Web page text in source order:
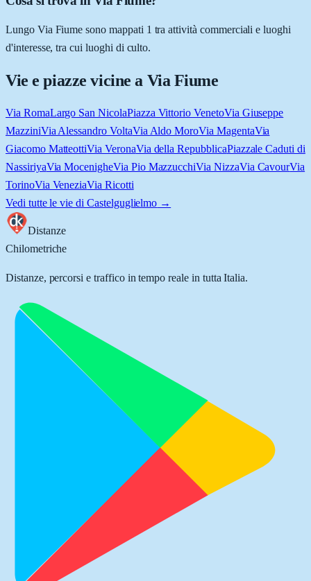
Lungo Via Fiume sono mappati 1 tra attività commerciali e luoghi
d'interesse, tra cui luoghi di culto.
Vie e piazze vicine a Via Fiume
Via RomaLargo San NicolaPiazza Vittorio VenetoVia Giuseppe
MazziniVia Alessandro VoltaVia Aldo MoroVia MagentaVia
Giacomo MatteottiVia VeronaVia della RepubblicaPiazzale Caduti di
NassiriyaVia MocenigheVia Pio MazzucchiVia NizzaVia CavourVia
TorinoVia VeneziaVia Ricotti
Vedi tutte le vie di Castelguglielmo →
Distanze
Chilometriche
Distanze, percorsi e traffico in tempo reale in tutta Italia.